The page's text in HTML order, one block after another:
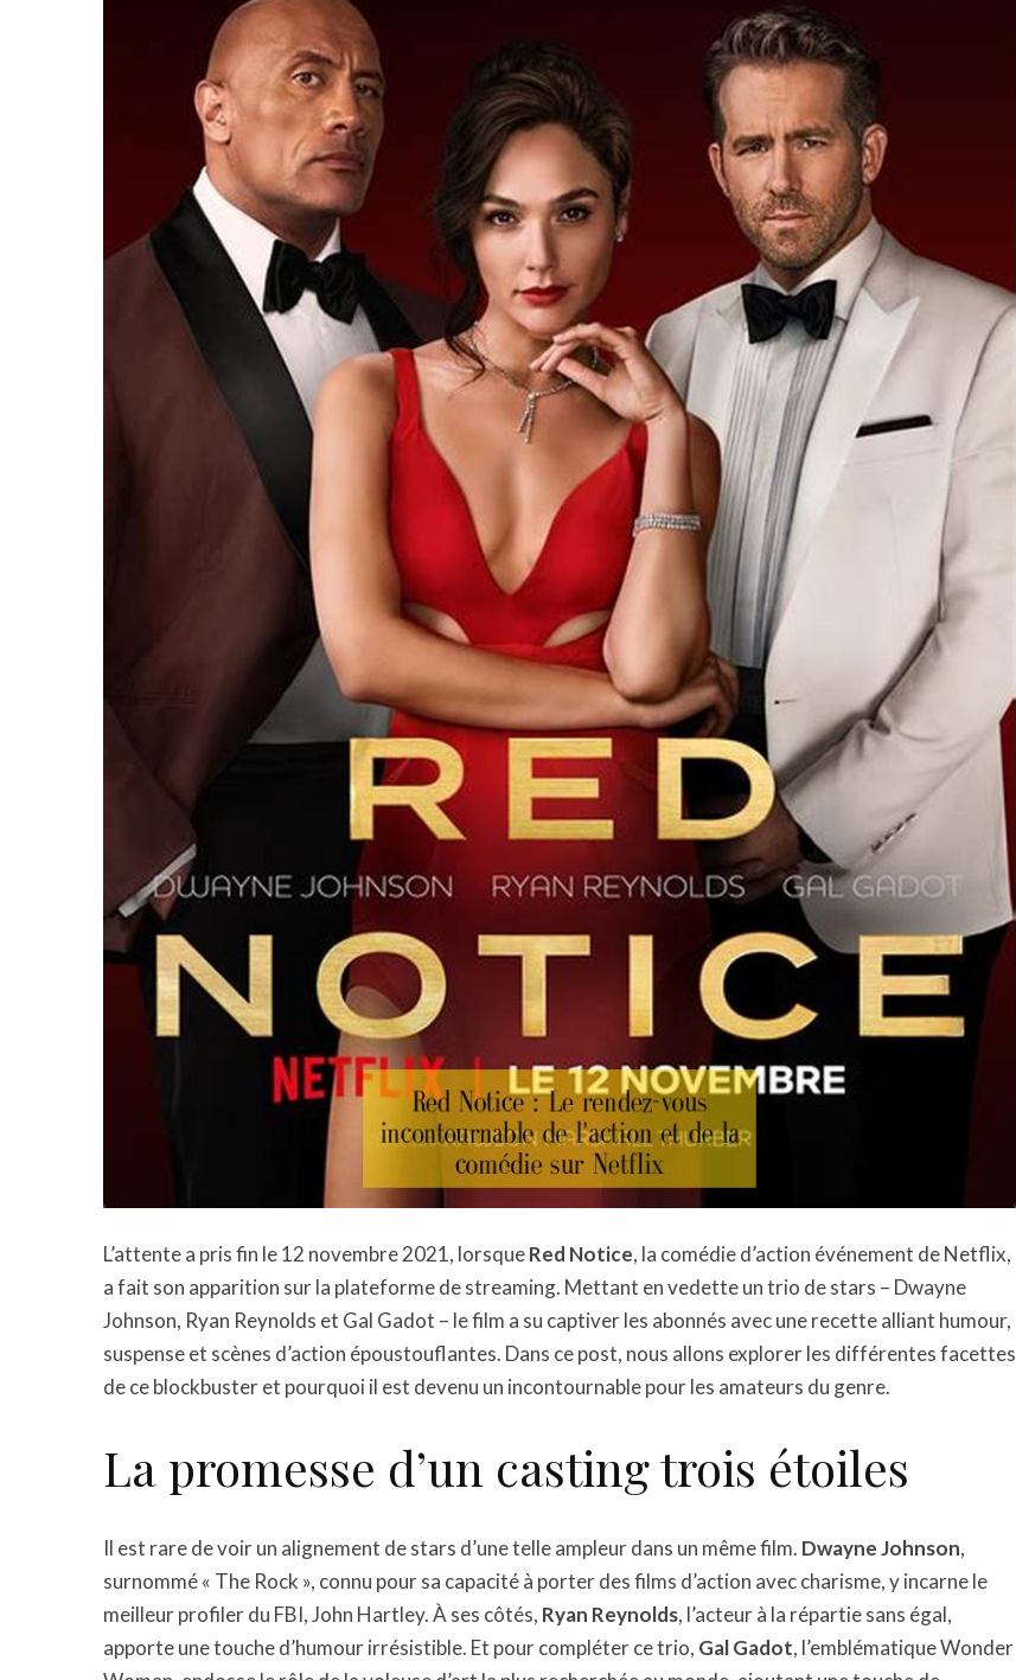
L’attente a pris fin le 12 novembre 2021, lorsqueRed Notice, la comédie d’action événement de Netflix,
a fait son apparition sur la plateforme de streaming. Mettant en vedette un trio de stars – Dwayne
Johnson, Ryan Reynolds et Gal Gadot – le film a su captiver les abonnés avec une recette alliant humour,
suspense et scènes d’action époustouflantes. Dans ce post, nous allons explorer les différentes facettes
de ce blockbuster et pourquoi il est devenu un incontournable pour les amateurs du genre.
La promesse d’un casting trois étoiles
Il est rare de voir un alignement de stars d’une telle ampleur dans un même film. Dwayne Johnson,
surnommé « The Rock », connu pour sa capacité à porter des films d’action avec charisme, y incarne le
meilleur profiler du FBI, John Hartley. À ses côtés, Ryan Reynolds, l’acteur à la répartie sans égal,
apporte une touche d’humour irrésistible. Et pour compléter ce trio, Gal Gadot, l’emblématique Wonder